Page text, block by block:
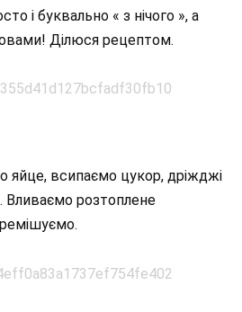
і буквально « з нічого », а
Ділюся рецептом.
яйце, всипаємо цукор, дріжджі
Вливаємо розтоплене